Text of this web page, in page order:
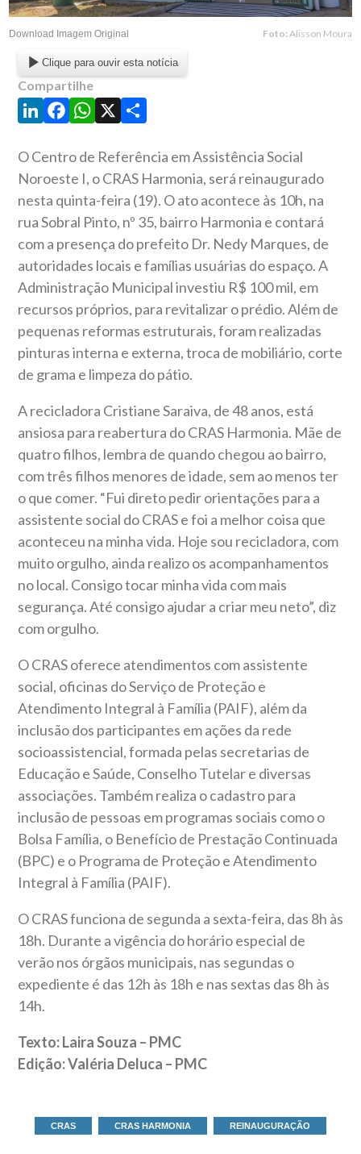
Download Imagem Original Foto: Alisson Moura
Clique para ouvir esta notícia
Compartilhe
LinkedIn
Facebook
WhatsApp
X Share
O Centro de Referência em Assistência Social
Noroeste I, o CRAS Harmonia, será reinaugurado
nesta quinta-feira (19). O ato acontece às 10h, na
rua Sobral Pinto, nº 35, bairro Harmonia e contará
com a presença do prefeito Dr. Nedy Marques, de
autoridades locais e famílias usuárias do espaço.A
Administração Municipal investiu R$ 100 mil, em
recursos próprios, para revitalizar o prédio. Além de
pequenas reformas estruturais, foram realizadas
pinturas interna e externa, troca de mobiliário, corte
de grama e limpeza do pátio.
A recicladora Cristiane Saraiva, de 48 anos, está
ansiosa para reabertura do CRAS Harmonia. Mãe de
quatro filhos, lembra de quando chegou ao bairro,
com três filhos menores de idade, sem ao menos ter
o que comer. “Fui direto pedir orientações para a
assistente social do CRAS e foi a melhor coisa que
aconteceu na minha vida. Hoje sou recicladora, com
muito orgulho, ainda realizo os acompanhamentos
no local. Consigo tocar minha vida com mais
segurança. Até consigo ajudar a criar meu neto”, diz
com orgulho.
O CRASoferece atendimentos com assistente
social, oficinas do Serviço de Proteção e
Atendimento Integral à Família (PAIF), além da
inclusão dos participantes em ações da rede
socioassistencial, formada pelas secretarias de
Educação e Saúde, Conselho Tutelar e diversas
associações. Também realiza o cadastro para
inclusão de pessoas em programas sociais como o
Bolsa Família, o Benefício de Prestação Continuada
(BPC) e o Programa de Proteção e Atendimento
Integral à Família (PAIF).
O CRAS funciona de segunda a sexta-feira, das 8h às
18h. Durante a vigência do horário especial de
verão nos órgãos municipais, nas segundas o
expediente é das 12h às 18h e nas sextas das 8h às
14h.
Texto: Laira Souza – PMC
Edição: Valéria Deluca – PMC
CRAS CRAS HARMONIA REINAUGURAÇÃO